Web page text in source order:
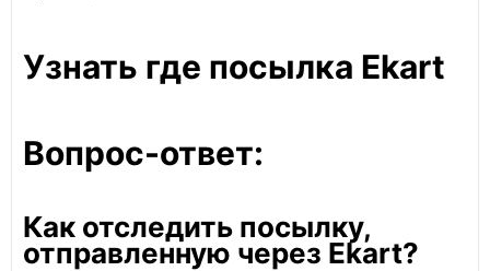
Узнать где посылка Ekart
Вопрос-ответ:
Как отследить посылку,
отправленную через Ekart?